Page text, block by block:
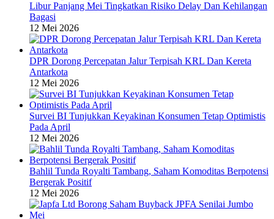
Libur Panjang Mei Tingkatkan Risiko Delay Dan Kehilangan
Bagasi
12 Mei 2026
DPR Dorong Percepatan Jalur Terpisah KRL Dan Kereta
Antarkota
12 Mei 2026
Survei BI Tunjukkan Keyakinan Konsumen Tetap Optimistis
Pada April
12 Mei 2026
Bahlil Tunda Royalti Tambang, Saham Komoditas Berpotensi
Bergerak Positif
12 Mei 2026